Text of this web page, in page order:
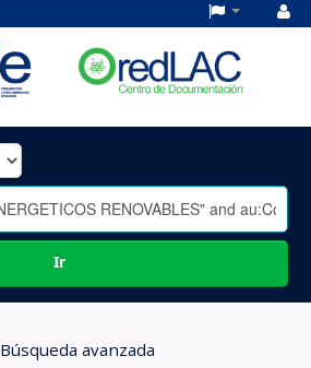
Ir
Búsqueda avanzada